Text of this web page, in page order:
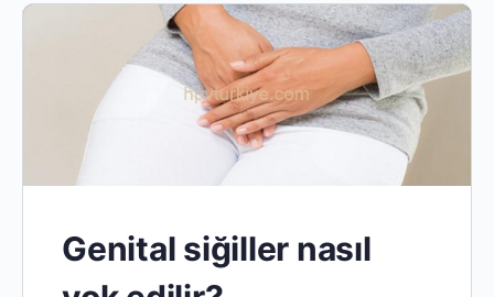
Genital siğiller nasıl